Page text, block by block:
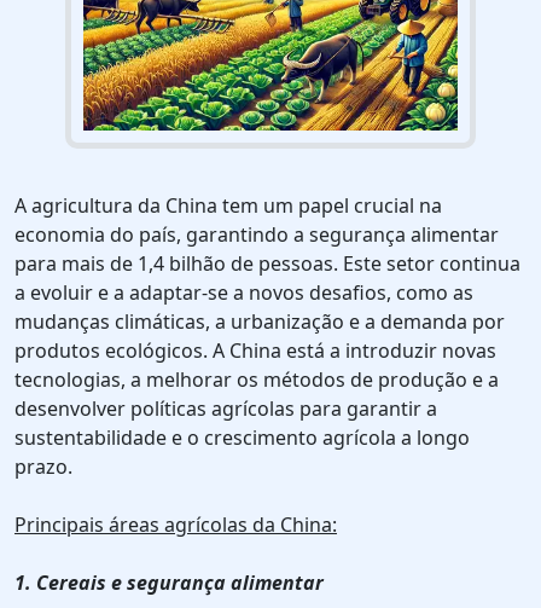
A agricultura da China tem um papel crucial na
economia do país, garantindo a segurança alimentar
para mais de 1,4 bilhão de pessoas. Este setor continua
a evoluir e a adaptar-se a novos desafios, como as
mudanças climáticas, a urbanização e a demanda por
produtos ecológicos. A China está a introduzir novas
tecnologias, a melhorar os métodos de produção e a
desenvolver políticas agrícolas para garantir a
sustentabilidade e o crescimento agrícola a longo
prazo.
Principais áreas agrícolas da China:
1. Cereais e segurança alimentar